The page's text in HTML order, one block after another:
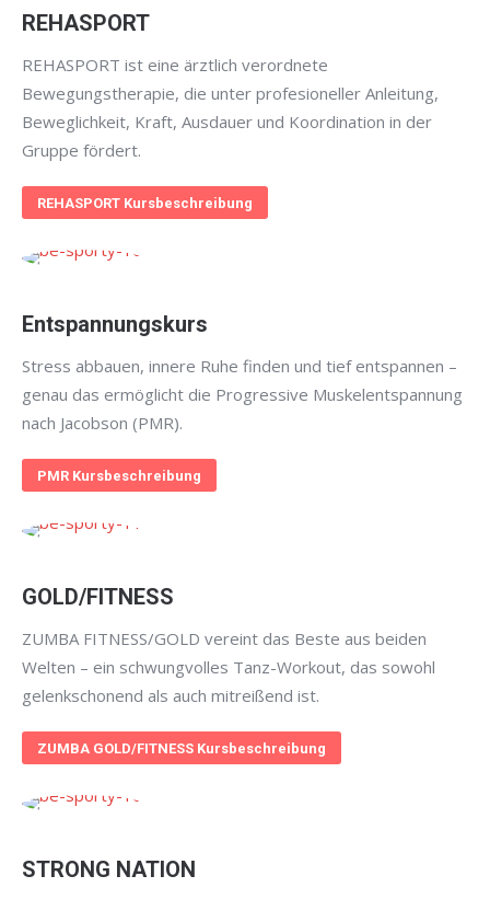
REHASPORT
REHASPORT ist eine ärztlich verordnete
Bewegungstherapie, die unter profesioneller Anleitung,
Beweglichkeit, Kraft, Ausdauer und Koordination in der
Gruppe fördert.
REHASPORT Kursbeschreibung
Entspannungskurs
Stress abbauen, innere Ruhe finden und tief entspannen –
genau das ermöglicht die Progressive Muskelentspannung
nach Jacobson (PMR).
PMR Kursbeschreibung
GOLD/FITNESS
ZUMBA FITNESS/GOLD vereint das Beste aus beiden
Welten – ein schwungvolles Tanz-Workout, das sowohl
gelenkschonend als auch mitreißend ist.
ZUMBA GOLD/FITNESS Kursbeschreibung
STRONG NATION